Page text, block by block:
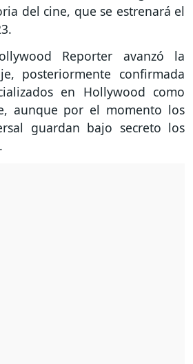
del cine, que se estrenará el
Reporter avanzó la
posteriormente confirmada
en Hollywood como
aunque por el momento los
guardan bajo secreto los